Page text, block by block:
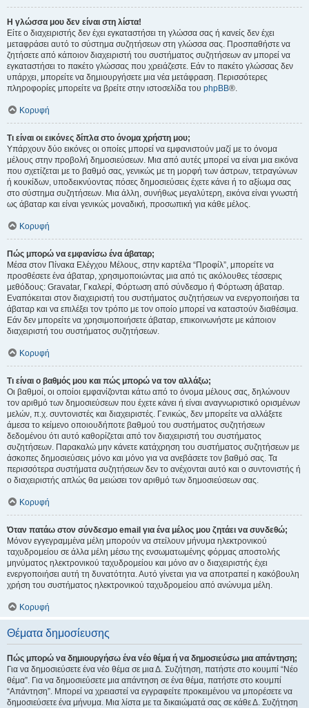
Η γλώσσα μου δεν είναι στη λίστα!
Είτε ο διαχειριστής δεν έχει εγκαταστήσει τη γλώσσα σας ή κανείς δεν έχει
μεταφράσει αυτό το σύστημα συζητήσεων στη γλώσσα σας. Προσπαθήστε να
ζητήσετε από κάποιον διαχειριστή του συστήματος συζητήσεων αν μπορεί να
εγκαταστήσει το πακέτο γλώσσας που χρειάζεστε. Εάν το πακέτο γλώσσας δεν
υπάρχει, μπορείτε να δημιουργήσετε μια νέα μετάφραση. Περισσότερες
πληροφορίες μπορείτε να βρείτε στην ιστοσελίδα του phpBB®.
Κορυφή
Τι είναι οι εικόνες δίπλα στο όνομα χρήστη μου;
Υπάρχουν δύο εικόνες οι οποίες μπορεί να εμφανιστούν μαζί με το όνομα
μέλους στην προβολή δημοσιεύσεων. Μια από αυτές μπορεί να είναι μια εικόνα
που σχετίζεται με το βαθμό σας, γενικώς με τη μορφή των άστρων, τετραγώνων
ή κουκίδων, υποδεικνύοντας πόσες δημοσιεύσεις έχετε κάνει ή το αξίωμα σας
στο σύστημα συζητήσεων. Μια άλλη, συνήθως μεγαλύτερη, εικόνα είναι γνωστή
ως άβαταρ και είναι γενικώς μοναδική, προσωπική για κάθε μέλος.
Κορυφή
Πώς μπορώ να εμφανίσω ένα άβαταρ;
Μέσα στον Πίνακα Ελέγχου Μέλους, στην καρτέλα “Προφίλ”, μπορείτε να
προσθέσετε ένα άβαταρ, χρησιμοποιώντας μια από τις ακόλουθες τέσσερις
μεθόδους: Gravatar, Γκαλερί, Φόρτωση από σύνδεσμο ή Φόρτωση άβαταρ.
Εναπόκειται στον διαχειριστή του συστήματος συζητήσεων να ενεργοποιήσει τα
άβαταρ και να επιλέξει τον τρόπο με τον οποίο μπορεί να καταστούν διαθέσιμα.
Εάν δεν μπορείτε να χρησιμοποιήσετε άβαταρ, επικοινωνήστε με κάποιον
διαχειριστή του συστήματος συζητήσεων.
Κορυφή
Τι είναι ο βαθμός μου και πώς μπορώ να τον αλλάξω;
Οι βαθμοί, οι οποίοι εμφανίζονται κάτω από το όνομα μέλους σας, δηλώνουν
τον αριθμό των δημοσιεύσεων που έχετε κάνει ή είναι αναγνωριστικό ορισμένων
μελών, π.χ. συντονιστές και διαχειριστές. Γενικώς, δεν μπορείτε να αλλάξετε
άμεσα το κείμενο οποιουδήποτε βαθμού του συστήματος συζητήσεων
δεδομένου ότι αυτό καθορίζεται από τον διαχειριστή του συστήματος
συζητήσεων. Παρακαλώ μην κάνετε κατάχρηση του συστήματος συζητήσεων με
άσκοπες δημοσιεύσεις μόνο και μόνο για να ανεβάσετε τον βαθμό σας. Τα
περισσότερα συστήματα συζητήσεων δεν το ανέχονται αυτό και ο συντονιστής ή
ο διαχειριστής απλώς θα μειώσει τον αριθμό των δημοσιεύσεων σας.
Κορυφή
Όταν πατάω στον σύνδεσμο email για ένα μέλος μου ζητάει να συνδεθώ;
Μόνον εγγεγραμμένα μέλη μπορούν να στείλουν μήνυμα ηλεκτρονικού
ταχυδρομείου σε άλλα μέλη μέσω της ενσωματωμένης φόρμας αποστολής
μηνύματος ηλεκτρονικού ταχυδρομείου και μόνο αν ο διαχειριστής έχει
ενεργοποιήσει αυτή τη δυνατότητα. Αυτό γίνεται για να αποτραπεί η κακόβουλη
χρήση του συστήματος ηλεκτρονικού ταχυδρομείου από ανώνυμα μέλη.
Κορυφή
Θέματα δημοσίευσης
Πώς μπορώ να δημιουργήσω ένα νέο θέμα ή να δημοσιεύσω μια απάντηση;
Για να δημοσιεύσετε ένα νέο θέμα σε μια Δ. Συζήτηση, πατήστε στο κουμπί “Νέο
θέμα”. Για να δημοσιεύσετε μια απάντηση σε ένα θέμα, πατήστε στο κουμπί
“Απάντηση”. Μπορεί να χρειαστεί να εγγραφείτε προκειμένου να μπορέσετε να
δημοσιεύσετε ένα μήνυμα. Μια λίστα με τα δικαιώματά σας σε κάθε Δ. Συζήτηση